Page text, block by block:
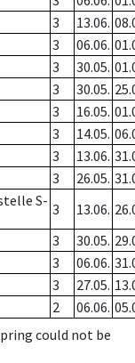
3 13.06.
3 06.06.
3 30.05.
3 30.05.
3 16.05.
3 14.05.
3 13.06.
3 26.05.
S- 3 13.06.
3 30.05.
3 06.06.
3 27.05.
2 06.06.
could not be